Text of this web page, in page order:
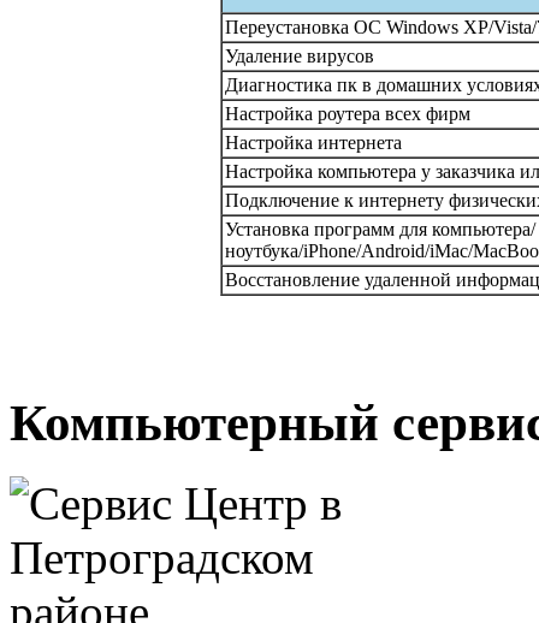
Переустановка ОС Windows XP/Vista/
Удаление вирусов
Диагностика пк в домашних
Настройка роутера всех фирм
Настройка интернета
Настройка компьютера у заказчика
Подключение к интернету
Установка программ для компьютера/
ноутбука/iPhone/Android/iMac/
Восстановление удаленной
Компьютерный